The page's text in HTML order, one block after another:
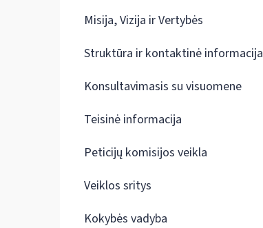
Misija, Vizija ir Vertybės
Struktūra ir kontaktinė informacija
Konsultavimasis su visuomene
Teisinė informacija
Peticijų komisijos veikla
Veiklos sritys
Kokybės vadyba